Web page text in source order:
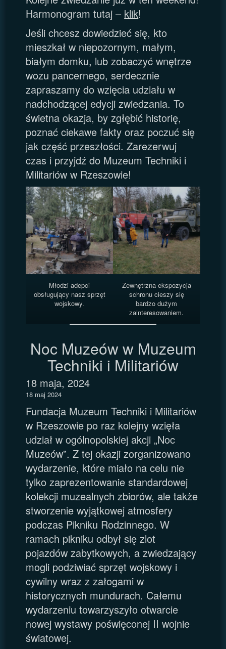
Harmonogram tutaj – klik!
Jeśli chcesz dowiedzieć się, kto
mieszkał w niepozornym, małym,
białym domku, lub zobaczyć wnętrze
wozu pancernego, serdecznie
zapraszamy do wzięcia udziału w
nadchodzącej edycji zwiedzania. To
świetna okazja, by zgłębić historię,
poznać ciekawe fakty oraz poczuć się
jak część przeszłości. Zarezerwuj
czas i przyjdź do Muzeum Techniki i
Militariów w Rzeszowie!
Młodzi adepci
obsługujący nasz sprzęt
wojskowy.
Zewnętrzna ekspozycja
schronu cieszy się
bardzo dużym
zainteresowaniem.
Noc Muzeów w Muzeum
Techniki i Militariów
18 maja, 2024
18 maj 2024
Fundacja Muzeum Techniki i Militariów
w Rzeszowie po raz kolejny wzięła
udział w ogólnopolskiej akcji „Noc
Muzeów”. Z tej okazji zorganizowano
wydarzenie, które miało na celu nie
tylko zaprezentowanie standardowej
kolekcji muzealnych zbiorów, ale także
stworzenie wyjątkowej atmosfery
podczas Pikniku Rodzinnego. W
ramach pikniku odbył się zlot
pojazdów zabytkowych, a zwiedzający
mogli podziwiać sprzęt wojskowy i
cywilny wraz z załogami w
historycznych mundurach. Całemu
wydarzeniu towarzyszyło otwarcie
nowej wystawy poświęconej II wojnie
światowej.